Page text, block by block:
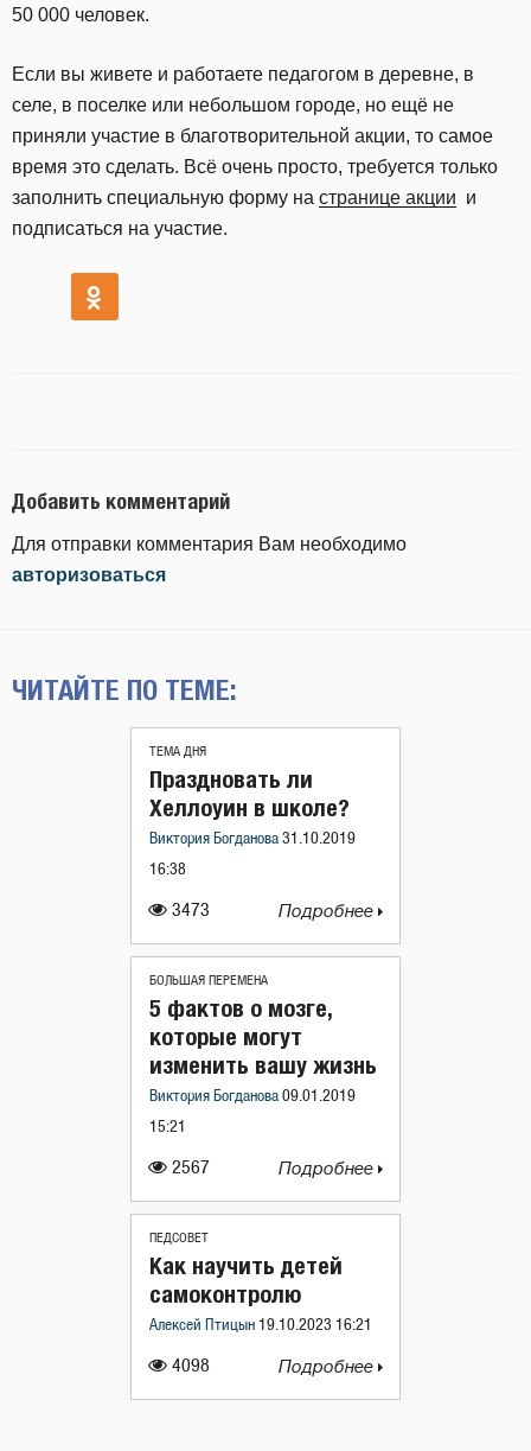
50 000 человек.
Если вы живете и работаете педагогом в деревне, в
селе, в поселке или небольшом городе, но ещё не
приняли участие в благотворительной акции, то самое
время это сделать. Всё очень просто, требуется только
заполнить специальную форму на странице акции и
подписаться на участие.
Добавить комментарий
Для отправки комментария Вам необходимо
авторизоваться
ЧИТАЙТЕ ПО ТЕМЕ:
ТЕМА ДНЯ
3473
Праздновать ли
Хеллоуин в школе?
Виктория Богданова 31.10.2019
16:38
Подробнее
БОЛЬШАЯ ПЕРЕМЕНА
2567
5 фактов о мозге,
которые могут
изменить вашу жизнь
Виктория Богданова 09.01.2019
15:21
Подробнее
ПЕДСОВЕТ
4098
Как научить детей
самоконтролю
Алексей Птицын 19.10.2023 16:21
Подробнее